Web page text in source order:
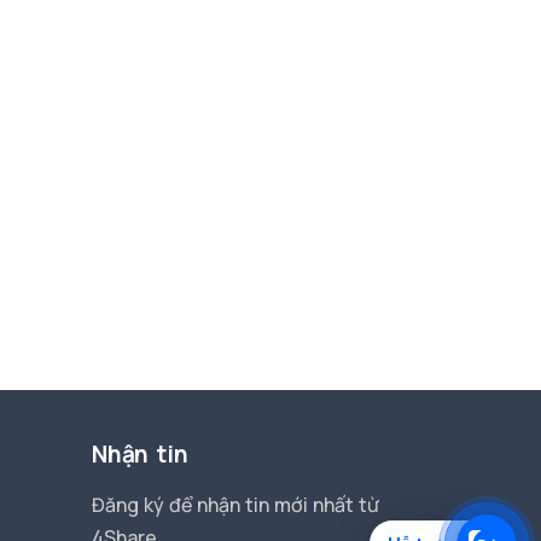
Nhận tin
Đăng ký để nhận tin mới nhất từ